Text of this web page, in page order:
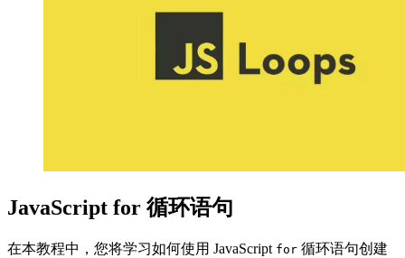
JavaScript for 循环语句
在本教程中，您将学习如何使用 JavaScript for 循环语句创建